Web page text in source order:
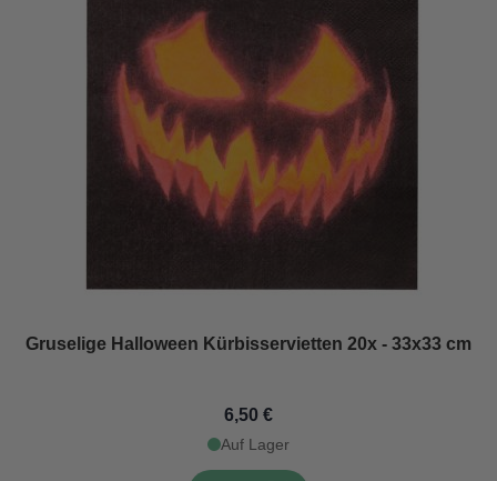
Gruselige Halloween Kürbisservietten 20x - 33x33 cm
6,50 €
Auf Lager